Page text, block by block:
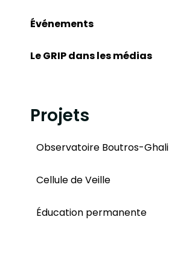
Événements
Le GRIP dans les médias
Projets
Observatoire Boutros-Ghali
Cellule de Veille
Éducation permanente